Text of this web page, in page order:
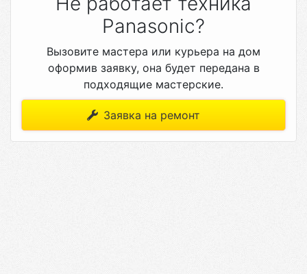
Panasonic?
Вызовите мастера или курьера на дом
оформив заявку, она будет передана в
подходящие мастерские.
Заявка на ремонт